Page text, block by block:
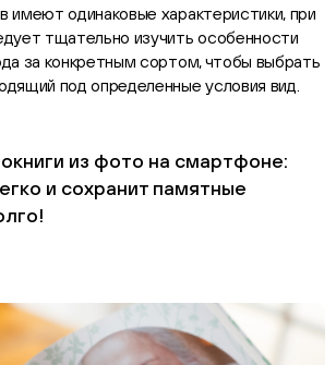
имеют одинаковые характеристики, при
тщательно изучить особенности
за конкретным сортом, чтобы выбрать
под определенные условия вид.
из фото на смартфоне:
и сохранит памятные